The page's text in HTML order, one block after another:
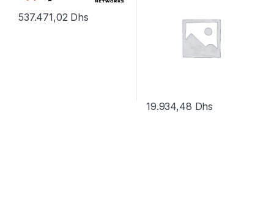
537.471,02 Dhs
19.934,48 Dhs